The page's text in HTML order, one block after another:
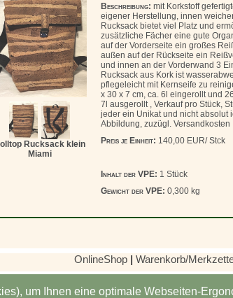
um Ihnen eine optimale Webseiten-
Rucksack klein
Miami
Beschreibung: mit Korkstoff
eigener Herstellung, innen
Rucksack bietet viel Platz und
zusätzliche Fächer eine gute
auf der Vorderseite ein großes
außen auf der Rückseite ein
und innen an der Vorderwand 3
Rucksack aus Kork ist
pflegeleicht mit Kernseife zu
x 30 x 7 cm, ca. 6l eingerollt und
7l ausgerollt , Verkauf pro Stück,
jeder ein Unikat und nicht absolut
Abbildung, zuzügl. Versandkosten
Preis je Einheit: 140,00 EUR/ Stck
Inhalt der VPE: 1 Stück
Gewicht der VPE: 0,300 kg
OnlineShop | Warenkorb/